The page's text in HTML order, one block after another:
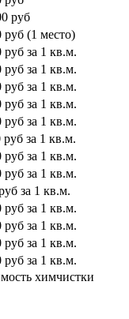
руб
руб (1 место)
руб за 1 кв.м.
руб за 1 кв.м.
руб за 1 кв.м.
руб за 1 кв.м.
руб за 1 кв.м.
руб за 1 кв.м.
руб за 1 кв.м.
руб за 1 кв.м.
за 1 кв.м.
руб за 1 кв.м.
руб за 1 кв.м.
руб за 1 кв.м.
руб за 1 кв.м.
химчистки